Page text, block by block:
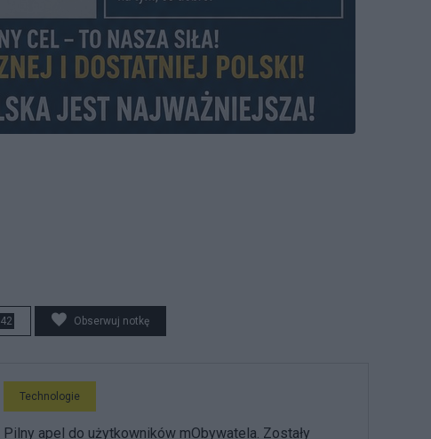
42 Obserwuj notkę
Technologie
Pilny apel do użytkowników mObywatela. Zostały